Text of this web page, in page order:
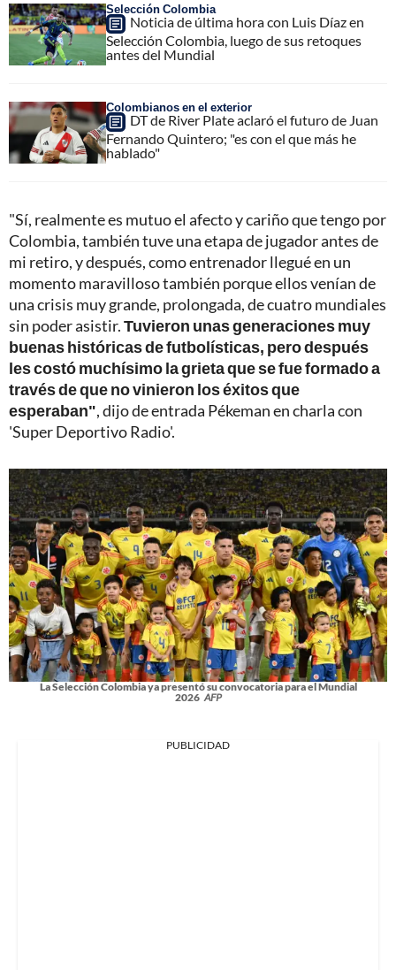
Selección Colombia
Noticia de última hora con Luis Díaz en
Selección Colombia, luego de sus retoques
antes del Mundial
Colombianos en el exterior
DT de River Plate aclaró el futuro de Juan
Fernando Quintero; "es con el que más he
hablado"
"Sí, realmente es mutuo el afecto y cariño que tengo por
Colombia, también tuve una etapa de jugador antes de
mi retiro, y después, como entrenador llegué en un
momento maravilloso también porque ellos venían de
una crisis muy grande, prolongada, de cuatro mundiales
sin poder asistir.Tuvieron unas generaciones muy
buenas históricas de futbolísticas, pero después
les costó muchísimo la grieta que se fue formado a
través de que no vinieron los éxitos que
esperaban", dijo de entrada Pékeman en charla con
'Super Deportivo Radio'.
La Selección Colombia ya presentó su convocatoria para el Mundial
2026 AFP
PUBLICIDAD